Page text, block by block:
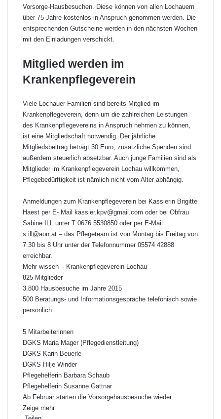
Vorsorge-Hausbesuchen. Diese können von allen Lochauern
über 75 Jahre kostenlos in Anspruch genommen werden. Die
entsprechenden Gutscheine werden in den nächsten Wochen
mit den Einladungen verschickt.
Mitglied werden im
Krankenpflegeverein
Viele Lochauer Familien sind bereits Mitglied im
Krankenpflegeverein, denn um die zahlreichen Leistungen
des Krankenpflegevereins in Anspruch nehmen zu können,
ist eine Mitgliedschaft notwendig. Der jährliche
Mitgliedsbeitrag beträgt 30 Euro, zusätzliche Spenden sind
außerdem steuerlich absetzbar. Auch junge Familien sind als
Mitglieder im Krankenpflegeverein Lochau willkommen,
Pflegebedürftigkeit ist nämlich nicht vom Alter abhängig.
Anmeldungen zum Krankenpflegeverein bei Kassierin Brigitte
Haest per E- Mail kassier.kpv@gmail.com oder bei Obfrau
Sabine ILL unter T 0676 5530850 oder per E-Mail
s.ill@aon.at – das Pflegeteam ist von Montag bis Freitag von
7.30 bis 8 Uhr unter der Telefonnummer 05574 42888
erreichbar.
Mehr wissen – Krankenpflegeverein Lochau
825 Mitglieder
3.800 Hausbesuche im Jahre 2015
500 Beratungs- und Informationsgespräche telefonisch sowie
persönlich
5 Mitarbeiterinnen
DGKS Maria Mager (Pflegedienstleitung)
DGKS Karin Beuerle
DGKS Hilje Winder
Pflegehelferin Barbara Schaub
Pflegehelferin Susanne Gattnar
Ab Februar starten die Vorsorgehausbesuche wieder
Zeige mehr